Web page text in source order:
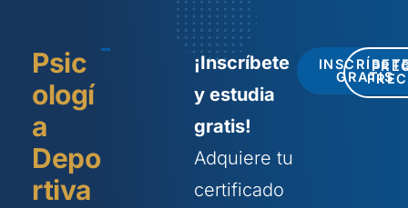
Psic
ologí
a
Depo
rtiva
¡Inscríbete
y estudia
gratis!
Adquiere tu
certificado
GRATIS